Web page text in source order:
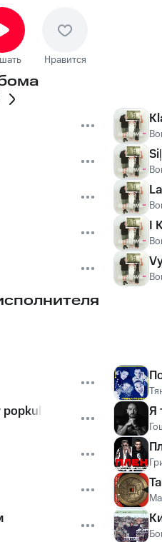
Нравится
I
Я